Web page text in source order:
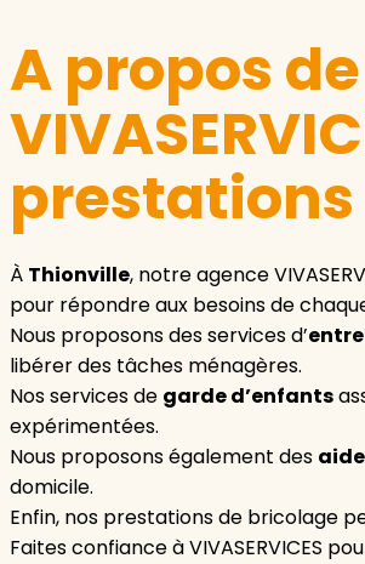
A propos
prestations
À Thionville, notre agence
pour répondre aux besoins de
Nous proposons des services d’
libérer des tâches ménagères.
Nos services de garde d’enfants
expérimentées.
Nous proposons également des
domicile.
Enfin, nos prestations de bricolage
Faites confiance à VIVASERVICES